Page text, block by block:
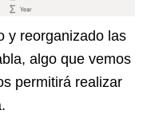
y reorganizado las
algo que vemos
permitirá realizar